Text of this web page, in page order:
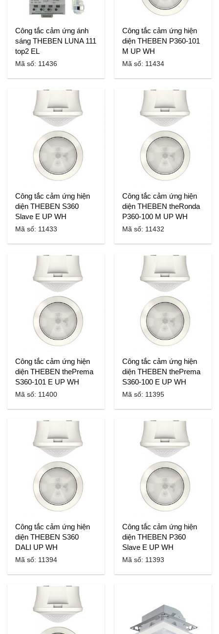
Công tắc cảm ứng ánh
sáng THEBEN LUNA 111
top2 EL
Mã số: 11436
Công tắc cảm ứng hiện
diện THEBEN P360-101
M UP WH
Mã số: 11434
Công tắc cảm ứng hiện
diện THEBEN S360
Slave E UP WH
Mã số: 11433
Công tắc cảm ứng hiện
diện THEBEN theRonda
P360-100 M UP WH
Mã số: 11432
Công tắc cảm ứng hiện
diện THEBEN thePrema
S360-101 E UP WH
Mã số: 11400
Công tắc cảm ứng hiện
diện THEBEN thePrema
S360-100 E UP WH
Mã số: 11395
Công tắc cảm ứng hiện
diện THEBEN S360
DALI UP WH
Mã số: 11394
Công tắc cảm ứng hiện
diện THEBEN P360
Slave E UP WH
Mã số: 11393